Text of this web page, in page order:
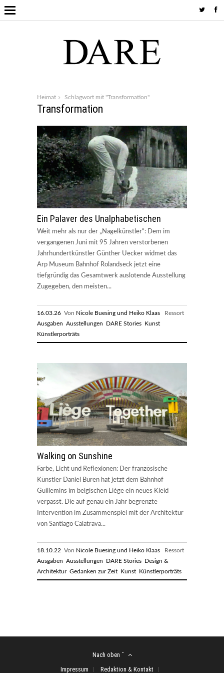
Heimat Schlagwort mit "Transformation"
Transformation
Ein Palaver des Unalphabetischen
Weit mehr als nur der „Nagelkünstler“: Dem im
vergangenen Juni mit 95 Jahren verstorbenen
Jahrhundertkünstler Günther Uecker widmet das
Arp Museum Bahnhof Rolandseck jetzt eine
tiefgründig das Gesamtwerk auslotende Ausstellung
Zugegeben, den meisten...
16.03.26 Von Nicole Buesing und Heiko Klaas Ressort
Ausgaben Ausstellungen DARE Stories Kunst
Künstlerporträts
Walking on Sunshine
Farbe, Licht und Reflexionen: Der französische
Künstler Daniel Buren hat jetzt dem Bahnhof
Guillemins im belgischen Liège ein neues Kleid
verpasst. Die auf genau ein Jahr begrenzte
Intervention im Zusammenspiel mit der Architektur
von Santiago Calatrava...
18.10.22 Von Nicole Buesing und Heiko Klaas Ressort
Ausgaben Ausstellungen DARE Stories Design &
Architektur Gedanken zur Zeit Kunst Künstlerporträts
Nach oben ˆ
Impressum
Redaktion & Kontakt